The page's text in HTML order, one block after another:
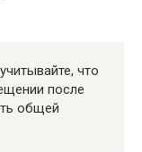
что
после
общей